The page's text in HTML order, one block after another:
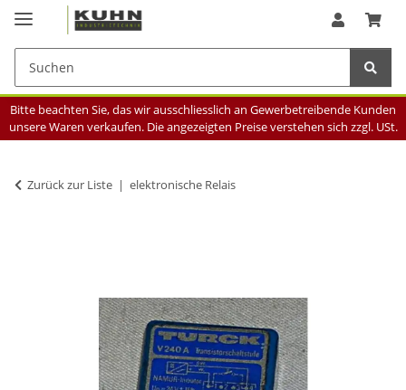
Bitte beachten Sie, das wir ausschliesslich an Gewerbetreibende Kunden
unsere Waren verkaufen. Die angezeigten Preise verstehen sich zzgl. USt.
Zurück zur Liste elektronische Relais